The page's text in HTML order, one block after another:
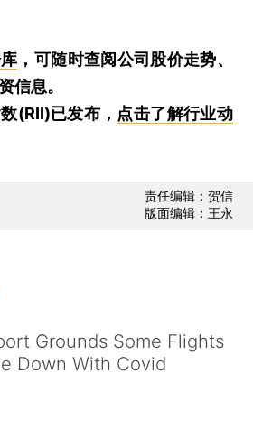
，可随时查阅公司股价走势、
信息。
(RII)已发布， 点击了解行业动
责任编辑：贺信
版面编辑：王永
Grounds Some Flights
Down With Covid